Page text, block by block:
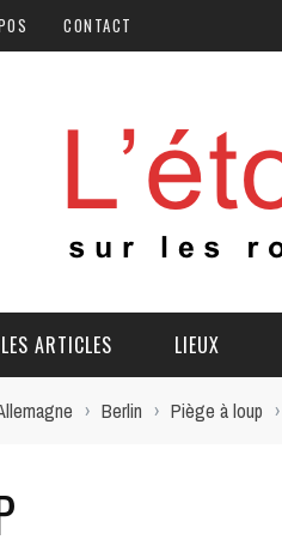
CONTACT
ARTICLES LIEUX
› Berlin › Piège à loup ›